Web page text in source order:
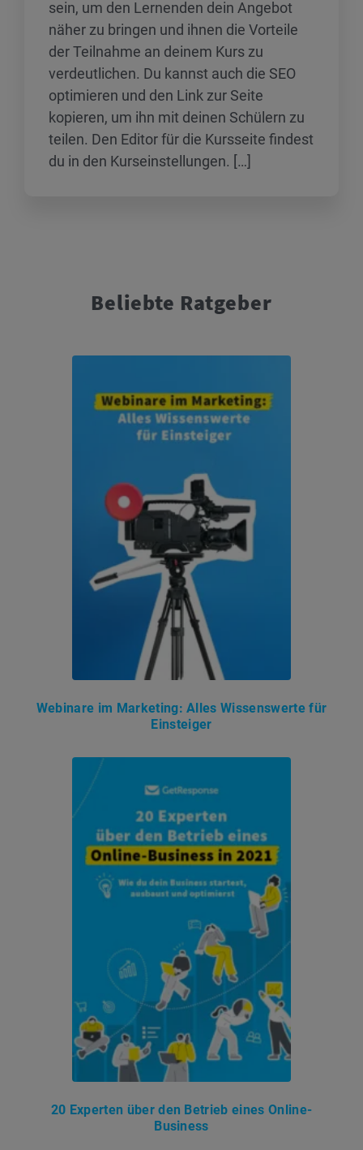
sein, um den Lernenden dein Angebot
näher zu bringen und ihnen die Vorteile
der Teilnahme an deinem Kurs zu
verdeutlichen. Du kannst auch die SEO
optimieren und den Link zur Seite
kopieren, um ihn mit deinen Schülern zu
teilen. Den Editor für die Kursseite findest
du in den Kurseinstellungen. […]
Beliebte Ratgeber
Webinare im Marketing: Alles Wissenswerte für
Einsteiger
20 Experten über den Betrieb eines Online-
Business